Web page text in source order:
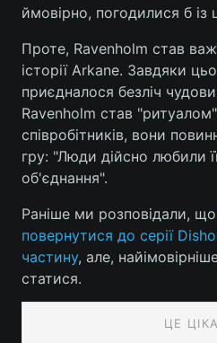
ймовірно, погодилися б із
Проте, Ravenholm став
історії Arkane. Завдяки
приєдналося безліч
Ravenholm став
співробітників, вони
гру: "Люди дійсно любили
об'єднання".
Раніше ми розповідали, що
повернутися до серії
частину, але,
статися.